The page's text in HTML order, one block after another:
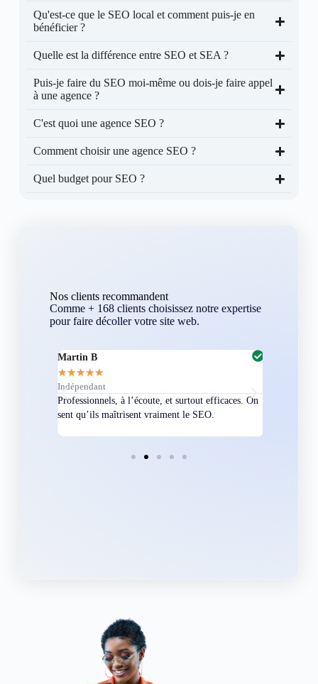
Qu'est-ce que le SEO local et comment puis-je en
bénéficier ?
Quelle est la différence entre SEO et SEA ?
Puis-je faire du SEO moi-même ou dois-je faire appel
à une agence ?
C'est quoi une agence SEO ?
Comment choisir une agence SEO ?
Quel budget pour SEO ?
Nos clients recommandent
Comme + 168 clients choisissez notre expertise
pour faire décoller votre site web.
Martin B
★★★★★
Indépendant
Professionnels, à l’écoute, et surtout efficaces. On
sent qu’ils maîtrisent vraiment le SEO.